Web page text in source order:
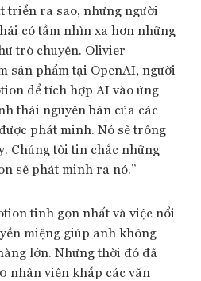
triển ra sao, nhưng người
có tầm nhìn xa hơn những
trò chuyện. Olivier
sản phẩm tại OpenAI, người
để tích hợp AI vào ứng
thái nguyên bản của các
phát minh. Nó sẽ trông
Chúng tôi tin chắc những
sẽ phát minh ra nó.”
tinh gọn nhất và việc nổi
miệng giúp anh không
lớn. Nhưng thời đó đã
nhân viên khắp các văn